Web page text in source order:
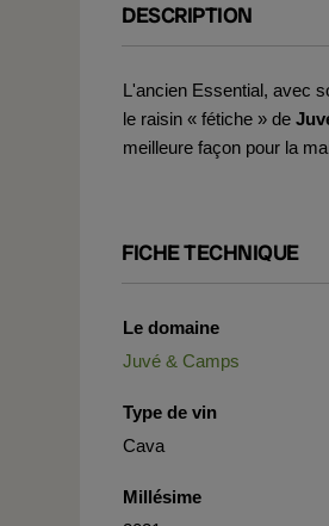
DESCRIPTION
L'ancien Essential, avec
le raisin « fétiche » de
meilleure façon pour la
FICHE TECHNIQUE
Le domaine
Juvé & Camps
Type de vin
Cava
Millésime